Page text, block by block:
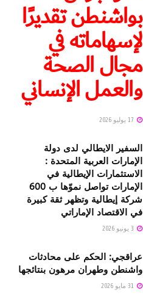
بواشنطن تقديرًا
لإسهاماته في
مجال الصحة
والعمل الإنساني
السفير الايطالي لدى دولة
الإمارات العربية المتحدة :
الاستثمارات الإيطالية في
الإمارات تواصل نموّها ب 600
شركة إيطالية وتظهر ثقة كبيرة
في الاقتصاد الإماراتي
عراقجي: الحكم على محادثات
واشنطن وطهران مرهون بنتائجها